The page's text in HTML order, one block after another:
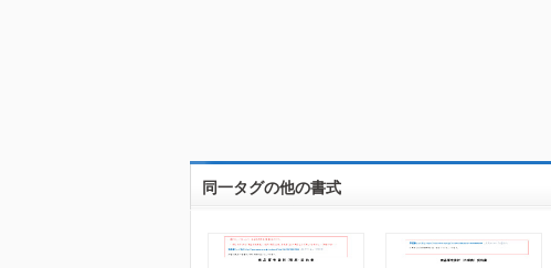
同一タグの他の書式